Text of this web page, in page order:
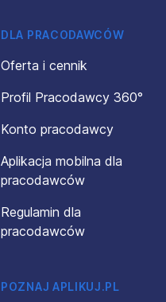
DLA PRACODAWCÓW
Oferta i cennik
Profil Pracodawcy 360°
Konto pracodawcy
Aplikacja mobilna dla
pracodawców
Regulamin dla
pracodawców
POZNAJ APLIKUJ.PL